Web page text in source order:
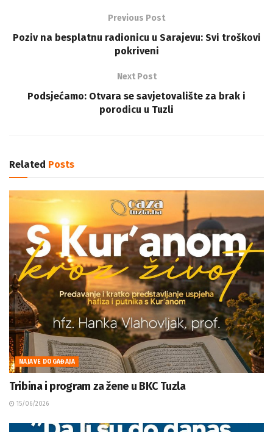
Previous Post
Poziv na besplatnu radionicu u Sarajevu: Svi troškovi
pokriveni
Next Post
Podsjećamo: Otvara se savjetovalište za brak i
porodicu u Tuzli
Related Posts
NAJAVE DOGAĐAJA
Tribina i program za žene u BKC Tuzla
15/06/2026